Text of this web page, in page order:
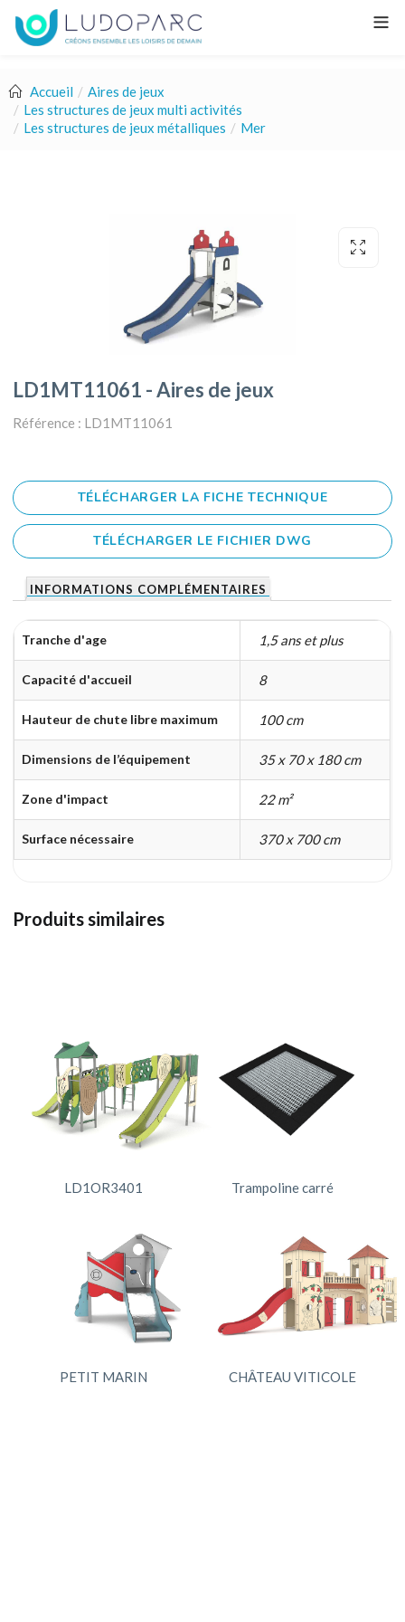
Accueil
Aires de jeux
Les structures de jeux multi activités
Les structures de jeux métalliques
Mer
LD1MT11061 - Aires de jeux
Référence : LD1MT11061
TÉLÉCHARGER LA FICHE TECHNIQUE
TÉLÉCHARGER LE FICHIER DWG
INFORMATIONS COMPLÉMENTAIRES
Tranche d'age 1,5 ans et plus
Capacité d'accueil 8
Hauteur de chute libre maximum 100 cm
Dimensions de l’équipement 35 x 70 x 180 cm
Zone d'impact 22 m²
Surface nécessaire 370 x 700 cm
Produits similaires
LD1OR3401 Trampoline carré
PETIT MARIN CHÂTEAU VITICOLE